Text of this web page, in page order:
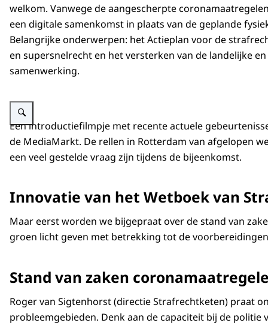
welkom. Vanwege de aangescherpte
een digitale samenkomst in plaats van de geplande
Belangrijke onderwerpen: het Actieplan voor de
en supersnelrecht en het versterken van de landelijke
samenwerking.
Vergroot afbeelding Afbeelding Nationale Ketenbriefing 22 november 2021
Een introductiefilmpje met recente actuele
de MediaMarkt. De rellen in Rotterdam van afgelopen
een veel gestelde vraag zijn tijdens de bijeenkomst.
Innovatie van het Wetboek van
Maar eerst worden we bijgepraat over de stand van
groen licht geven met betrekking tot de
Stand van zaken
Roger van Sigtenhorst (directie Strafrechtketen) praat
probleemgebieden. Denk aan de capaciteit bij de